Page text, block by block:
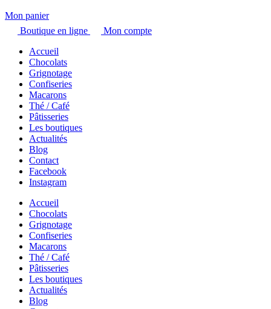
Mon panier
Boutique en ligne
Mon compte
Accueil
Chocolats
Grignotage
Confiseries
Macarons
Thé / Café
Pâtisseries
Les boutiques
Actualités
Blog
Contact
Facebook
Instagram
Accueil
Chocolats
Grignotage
Confiseries
Macarons
Thé / Café
Pâtisseries
Les boutiques
Actualités
Blog